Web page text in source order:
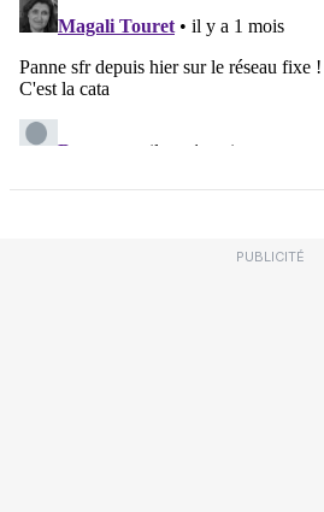
PUBLICITÉ